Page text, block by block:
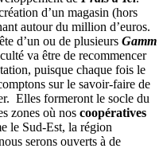
d’un magasin (hors
autour du million d’euros.
d’un ou de plusieurs Gamm
va être de recommencer
puisque chaque fois le
sur le savoir-faire de
Elles formeront le socle du
zones où nos coopératives
le Sud-Est, la région
serons ouverts à de